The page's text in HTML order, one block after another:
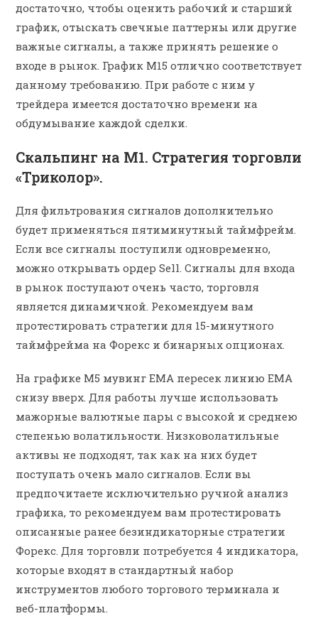
достаточно, чтобы оценить рабочий и старший
график, отыскать свечные паттерны или другие
важные сигналы, а также принять решение о
входе в рынок. График M15 отлично соответствует
данному требованию. При работе с ним у
трейдера имеется достаточно времени на
обдумывание каждой сделки.
Скальпинг на М1. Стратегия торговли
«Триколор».
Для фильтрования сигналов дополнительно
будет применяться пятиминутный таймфрейм.
Если все сигналы поступили одновременно,
можно открывать ордер Sell. Сигналы для входа
в рынок поступают очень часто, торговля
является динамичной. Рекомендуем вам
протестировать стратегии для 15-минутного
таймфрейма на Форекс и бинарных опционах.
На графике M5 мувинг EMA пересек линию EMA
снизу вверх. Для работы лучше использовать
мажорные валютные пары с высокой и среднею
степенью волатильности. Низковолатильные
активы не подходят, так как на них будет
поступать очень мало сигналов. Если вы
предпочитаете исключительно ручной анализ
графика, то рекомендуем вам протестировать
описанные ранее безиндикаторные стратегии
Форекс. Для торговли потребуется 4 индикатора,
которые входят в стандартный набор
инструментов любого торгового терминала и
веб-платформы.